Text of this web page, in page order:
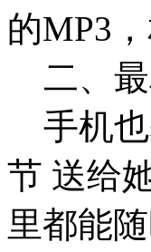
的MP3
二、最
手机也
节 送给
里都能